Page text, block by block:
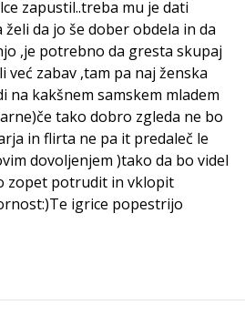
zapustil..treba mu je dati
želi da jo še dober obdela in da
,je potrebno da gresta skupaj
već zabav ,tam pa naj ženska
na kakšnem samskem mladem
tako dobro zgleda ne bo
in flirta ne pa it predaleč le
dovoljenjem )tako da bo videl
zopet potrudit in vklopit
igrice popestrijo